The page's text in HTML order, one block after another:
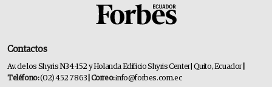
Contactos
Av. de los Shyris N34-152 y Holanda Edificio Shyris Center | Quito, Ecuador
Teléfono:(02) 452 7863 | Correo:info@forbes.com.ec